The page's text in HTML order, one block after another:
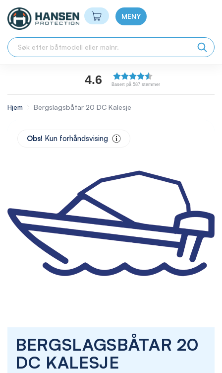
Min handlekurv
MENY
4.6 Basert på 587 stemmer
Hjem Bergslagsbåtar 20 DC Kalesje
BERGSLAGSBÅTAR 20
DC KALESJE
Obs! Kun forhåndsvising
the
beginning